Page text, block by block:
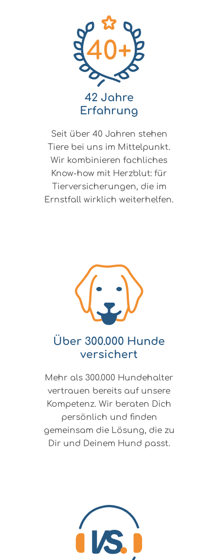
42 Jahre
Erfahrung
Seit über 40 Jahren stehen
Tiere bei uns im Mittelpunkt.
Wir kombinieren fachliches
Know-how mit Herzblut: für
Tierversicherungen, die im
Ernstfall wirklich weiterhelfen.
Über 300.000 Hunde
versichert
Mehr als 300.000 Hundehalter
vertrauen bereits auf unsere
Kompetenz. Wir beraten Dich
persönlich und finden
gemeinsam die Lösung, die zu
Dir und Deinem Hund passt.